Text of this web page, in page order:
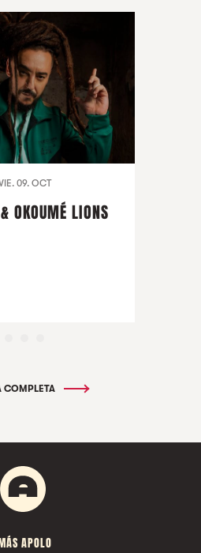
09. OCT
OKOUMÉ LIONS
COMPLETA
APOLO